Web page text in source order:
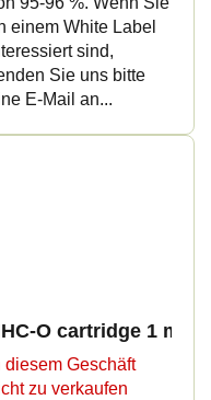
einem White Label
sind,
Sie uns bitte
E-Mail an...
- Sweet flavours
O cartridge 1 ml
diesem Geschäft
zu verkaufen